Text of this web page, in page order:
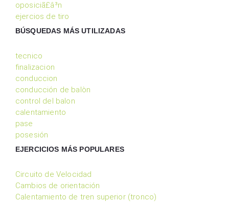
oposiciã£â³n
ejercios de tiro
BÚSQUEDAS MÁS UTILIZADAS
tecnico
finalizacion
conduccion
conducción de balòn
control del balon
calentamiento
pase
posesión
EJERCICIOS MÁS POPULARES
Circuito de Velocidad
Cambios de orientación
Calentamiento de tren superior (tronco)